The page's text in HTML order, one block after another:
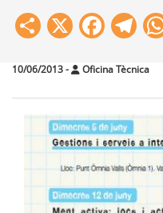
Share
X
10/06/2013- Oficina Tècnica